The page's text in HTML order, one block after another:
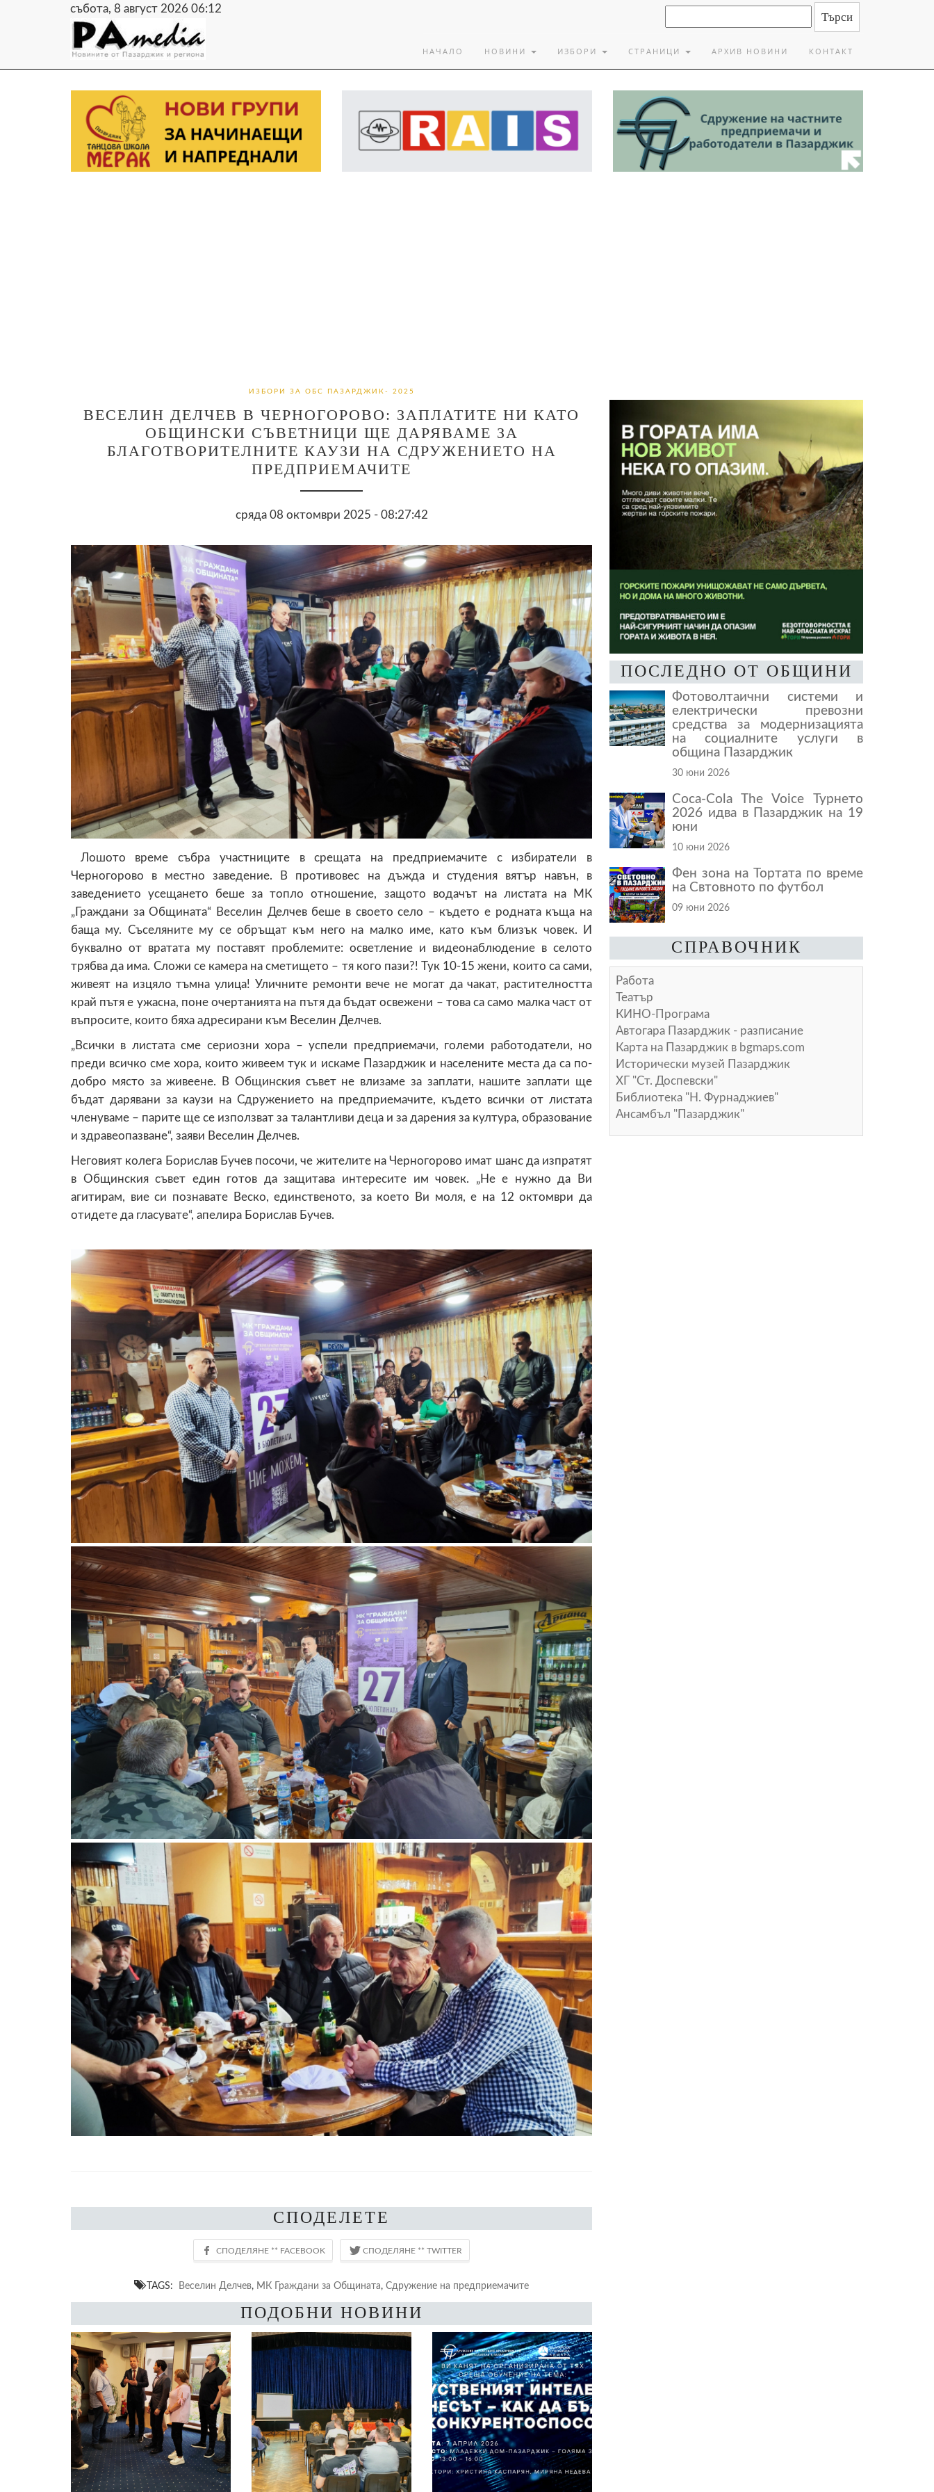
събота, 8 август 2026 06:12
НАЧАЛО НОВИНИ ИЗБОРИ СТРАНИЦИ АРХИВ НОВИНИ КОНТАКТ
ИЗБОРИ ЗА ОБС ПАЗАРДЖИК- 2025
ВЕСЕЛИН ДЕЛЧЕВ В ЧЕРНОГОРОВО: ЗАПЛАТИТЕ НИ КАТО
ОБЩИНСКИ СЪВЕТНИЦИ ЩЕ ДАРЯВАМЕ ЗА
БЛАГОТВОРИТЕЛНИТЕ КАУЗИ НА СДРУЖЕНИЕТО НА
ПРЕДПРИЕМАЧИТЕ
сряда 08 октомври 2025 - 08:27:42
Лошото време събра участниците в срещата на предприемачите с избиратели в
Черногорово в местно заведение. В противовес на дъжда и студения вятър навън, в
заведението усещането беше за топло отношение, защото водачът на листата на МК
„Граждани за Общината“ Веселин Делчев беше в своето село – където е родната къща на
баща му. Съселяните му се обръщат към него на малко име, като към близък човек. И
буквално от вратата му поставят проблемите: осветление и видеонаблюдение в селото
трябва да има. Сложи се камера на сметището – тя кого пази?! Тук 10-15 жени, които са сами,
живеят на изцяло тъмна улица! Уличните ремонти вече не могат да чакат, растителността
край пътя е ужасна, поне очертанията на пътя да бъдат освежени – това са само малка част от
въпросите, които бяха адресирани към Веселин Делчев.
„Всички в листата сме сериозни хора – успели предприемачи, големи работодатели, но
преди всичко сме хора, които живеем тук и искаме Пазарджик и населените места да са по-
добро място за живеене. В Общинския съвет не влизаме за заплати, нашите заплати ще
бъдат дарявани за каузи на Сдружението на предприемачите, където всички от листата
членуваме – парите ще се използват за талантливи деца и за дарения за култура, образование
и здравеопазване“, заяви Веселин Делчев.
Неговият колега Борислав Бучев посочи, че жителите на Черногорово имат шанс да изпратят
в Общинския съвет един готов да защитава интересите им човек. „Не е нужно да Ви
агитирам, вие си познавате Веско, единственото, за което Ви моля, е на 12 октомври да
отидете да гласувате“, апелира Борислав Бучев.
СПОДЕЛЕТЕ
TAGS: Веселин Делчев, МК Граждани за Общината, Сдружение на предприемачите
ПОДОБНИ НОВИНИ
ПОСЛЕДНО ОТ ОБЩИНИ
Фотоволтаични системи и
електрически превозни
средства за модернизацията
на социалните услуги в
община Пазарджик
30 юни 2026
Coca-Cola The Voice Турнето
2026 идва в Пазарджик на 19
юни
10 юни 2026
Фен зона на Тортата по време
на Свтовното по футбол
09 юни 2026
СПРАВОЧНИК
Работа
Театър
КИНО-Програма
Автогара Пазарджик - разписание
Карта на Пазарджик в bgmaps.com
Исторически музей Пазарджик
ХГ "Ст. Доспевски"
Библиотека "Н. Фурнаджиев"
Ансамбъл "Пазарджик"